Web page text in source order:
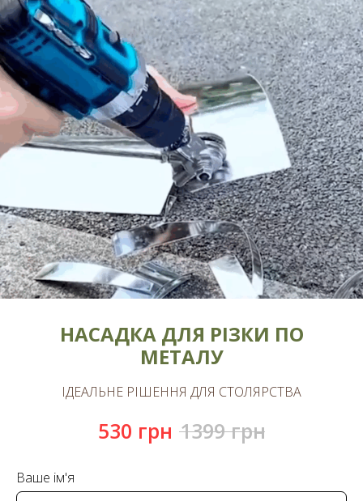
НАСАДКА ДЛЯ РІЗКИ ПО
МЕТАЛУ
ІДЕАЛЬНЕ РІШЕННЯ ДЛЯ СТОЛЯРСТВА
530 грн 1399 грн
Ваше ім'я